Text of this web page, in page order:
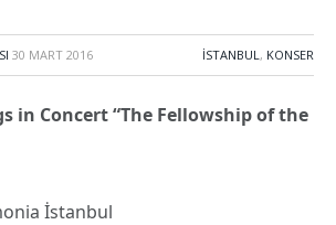
30 MART 2016 İSTANBUL, KONSER
in Concert “The Fellowship of the
İstanbul